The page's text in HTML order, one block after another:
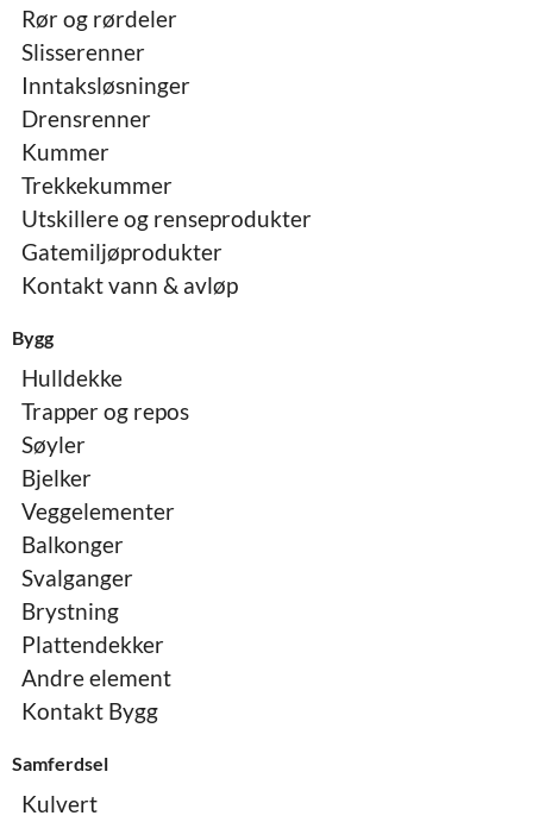
Rør og rørdeler
Slisserenner
Inntaksløsninger
Drensrenner
Kummer
Trekkekummer
Utskillere og renseprodukter
Gatemiljøprodukter
Kontakt vann & avløp
Bygg
Hulldekke
Trapper og repos
Søyler
Bjelker
Veggelementer
Balkonger
Svalganger
Brystning
Plattendekker
Andre element
Kontakt Bygg
Samferdsel
Kulvert